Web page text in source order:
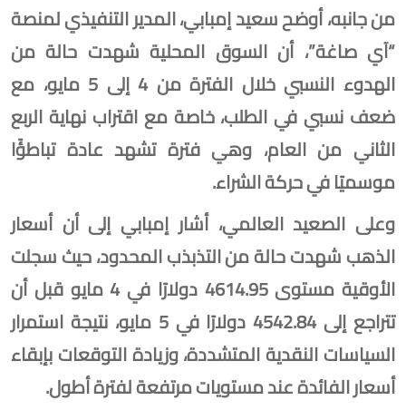
من جانبه، أوضح سعيد إمبابي، المدير التنفيذي لمنصة
“آي صاغة”، أن السوق المحلية شهدت حالة من
الهدوء النسبي خلال الفترة من 4 إلى 5 مايو، مع
ضعف نسبي في الطلب، خاصة مع اقتراب نهاية الربع
الثاني من العام، وهي فترة تشهد عادة تباطؤًا
موسميًا في حركة الشراء.
وعلى الصعيد العالمي، أشار إمبابي إلى أن أسعار
الذهب شهدت حالة من التذبذب المحدود، حيث سجلت
الأوقية مستوى 4614.95 دولارًا في 4 مايو قبل أن
تتراجع إلى 4542.84 دولارًا في 5 مايو، نتيجة استمرار
السياسات النقدية المتشددة، وزيادة التوقعات بإبقاء
أسعار الفائدة عند مستويات مرتفعة لفترة أطول.